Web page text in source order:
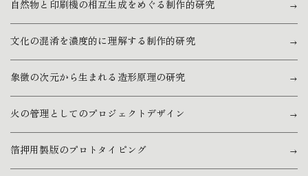
自然物と印刷機の相互生成をめぐる制作的研究
文化の混淆を濃度的に理解する制作的研究
象徴の次元から生まれる造形原理の研究
火の管理としてのプロジェクトデザイン
箔押用製版のプロトタイピング